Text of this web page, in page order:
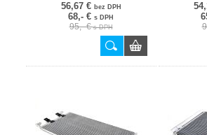
56,67 € bez DPH
68,- € s DPH
95,- €s DPH